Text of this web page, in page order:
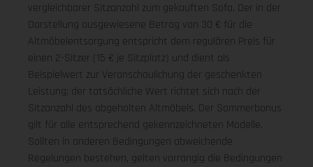
vergleichbarer Sitzanzahl zum gekauften Sofa. Der in der
Darstellung ausgewiesene Betrag von 30 € für die
Altmöbelentsorgung entspricht dem regulären Preis für
einen 2-Sitzer (15 € je Sitzplatz) und dient als
Beispielwert zur Veranschaulichung der geschenkten
Leistung; der tatsächliche Wert richtet sich nach der
Sitzanzahl des abgeholten Altmöbels. Der Sommerbonus
gilt für alle entsprechend gekennzeichneten Modelle.
Sollten in anderen Bedingungen abweichende
Regelungen bestehen, gelten vorrangig die Bedingungen